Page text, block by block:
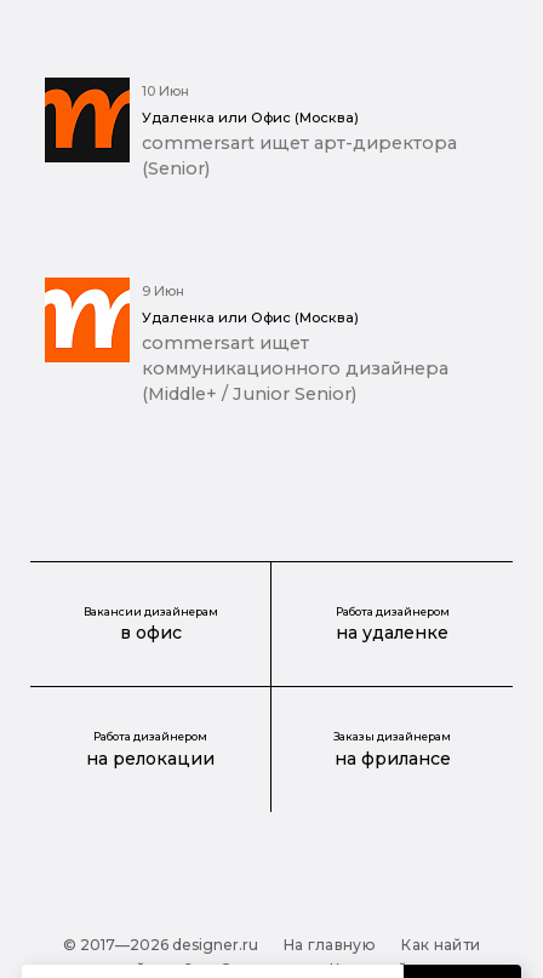
10 Июн
Удаленка или Офис (Москва)
commersart ищет арт-директора
(Senior)
9 Июн
Удаленка или Офис (Москва)
commersart ищет
коммуникационного дизайнера
(Middle+ / Junior Senior)
Вакансии дизайнерам
в офис
Работа дизайнером
на удаленке
Работа дизайнером
на релокации
Заказы дизайнерам
на фрилансе
© 2017—2026 designer.ru На главную
Как найти
дизайнера?
О проекте Карта сайта